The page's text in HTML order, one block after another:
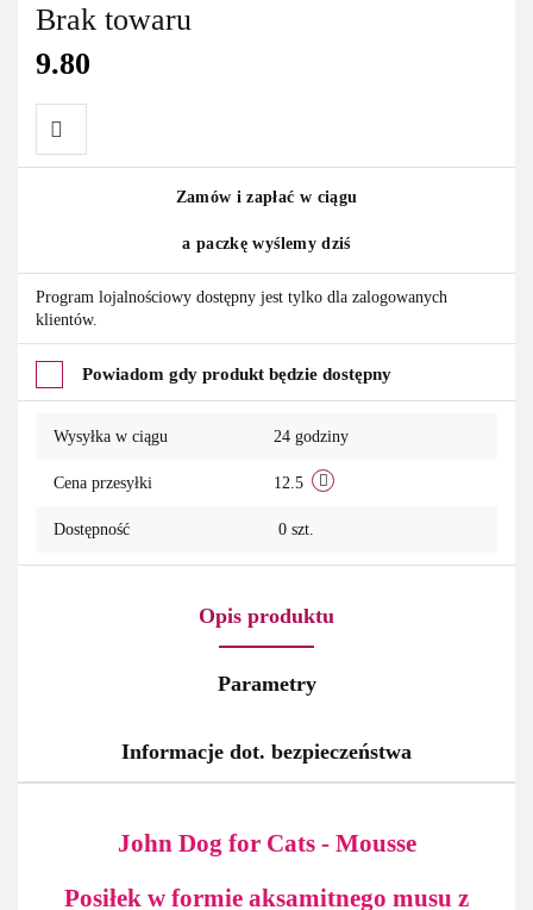
Brak towaru
9.80
Zamów i zapłać w ciągu
a paczkę wyślemy dziś
Program lojalnościowy dostępny jest tylko dla zalogowanych
klientów.
Powiadom gdy produkt będzie dostępny
Wysyłka w ciągu 24 godziny
Cena przesyłki 12.5
Dostępność 0 szt.
Opis produktu
Parametry
Informacje dot. bezpieczeństwa
John Dog for Cats - Mousse
Posiłek w formie aksamitnego musu z